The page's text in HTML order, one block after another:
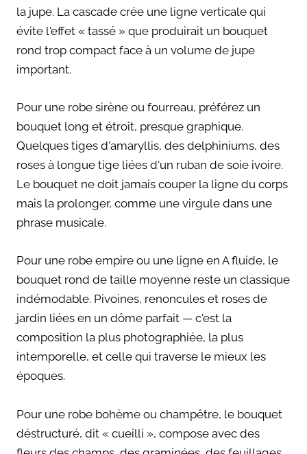
la jupe. La cascade crée une ligne verticale qui
évite l'effet « tassé » que produirait un bouquet
rond trop compact face à un volume de jupe
important.
Pour une robe sirène ou fourreau, préférez un
bouquet long et étroit, presque graphique.
Quelques tiges d'amaryllis, des delphiniums, des
roses à longue tige liées d'un ruban de soie ivoire.
Le bouquet ne doit jamais couper la ligne du corps
mais la prolonger, comme une virgule dans une
phrase musicale.
Pour une robe empire ou une ligne en A fluide, le
bouquet rond de taille moyenne reste un classique
indémodable. Pivoines, renoncules et roses de
jardin liées en un dôme parfait — c'est la
composition la plus photographiée, la plus
intemporelle, et celle qui traverse le mieux les
époques.
Pour une robe bohème ou champêtre, le bouquet
déstructuré, dit « cueilli », compose avec des